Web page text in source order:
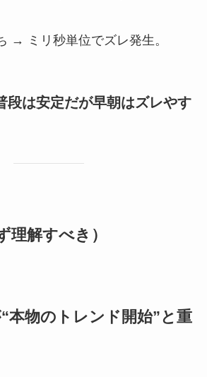
→ ミリ秒単位でズレ発生。
段は安定だが早朝はズレやす
解すべき）
本物のトレンド開始”と重